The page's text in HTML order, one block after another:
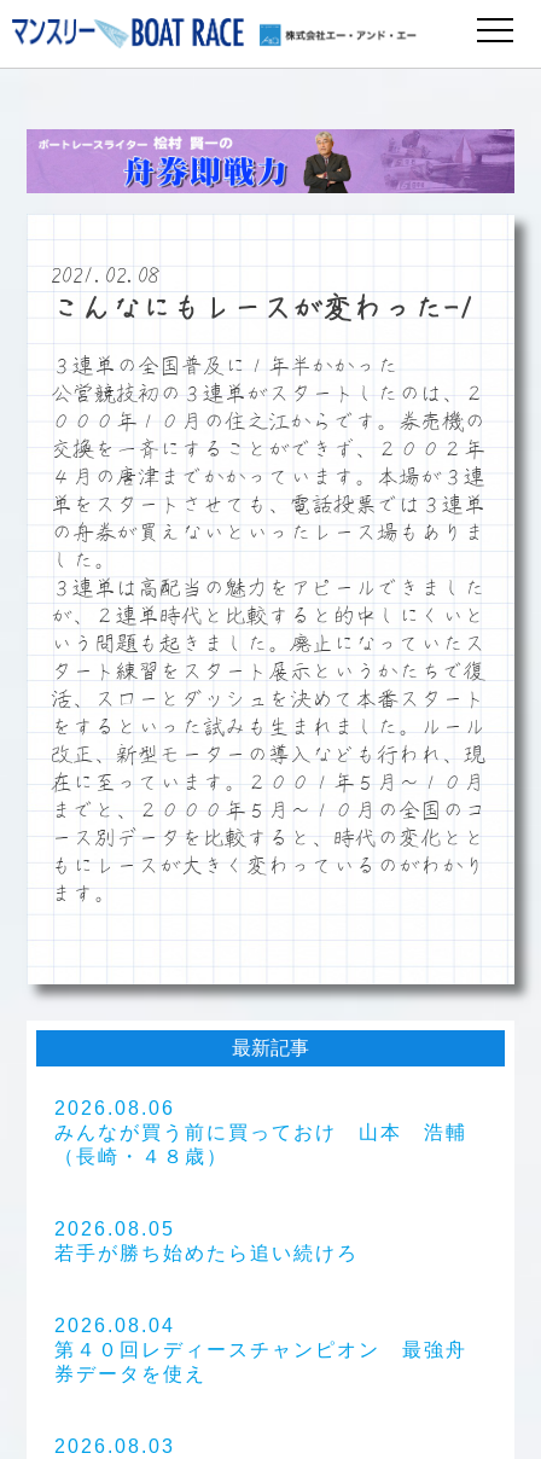
2021.02.08
こんなにもレースが変わった-1
３連単の全国普及に１年半かかった
公営競技初の３連単がスタートしたのは、２
０００年１０月の住之江からです。券売機の
交換を一斉にすることができず、２００２年
４月の唐津までかかっています。本場が３連
単をスタートさせても、電話投票では３連単
の舟券が買えないといったレース場もありま
した。
３連単は高配当の魅力をアピールできました
が、２連単時代と比較すると的中しにくいと
いう問題も起きました。廃止になっていたス
タート練習をスタート展示というかたちで復
活、スローとダッシュを決めて本番スタート
をするといった試みも生まれました。ルール
改正、新型モーターの導入なども行われ、現
在に至っています。２００１年５月～１０月
までと、２０００年５月～１０月の全国のコ
ース別データを比較すると、時代の変化とと
もにレースが大きく変わっているのがわかり
ます。
最新記事
2026.08.06
みんなが買う前に買っておけ 山本 浩輔
（長崎・４８歳）
2026.08.05
若手が勝ち始めたら追い続けろ
2026.08.04
第４０回レディースチャンピオン 最強舟
券データを使え
2026.08.03